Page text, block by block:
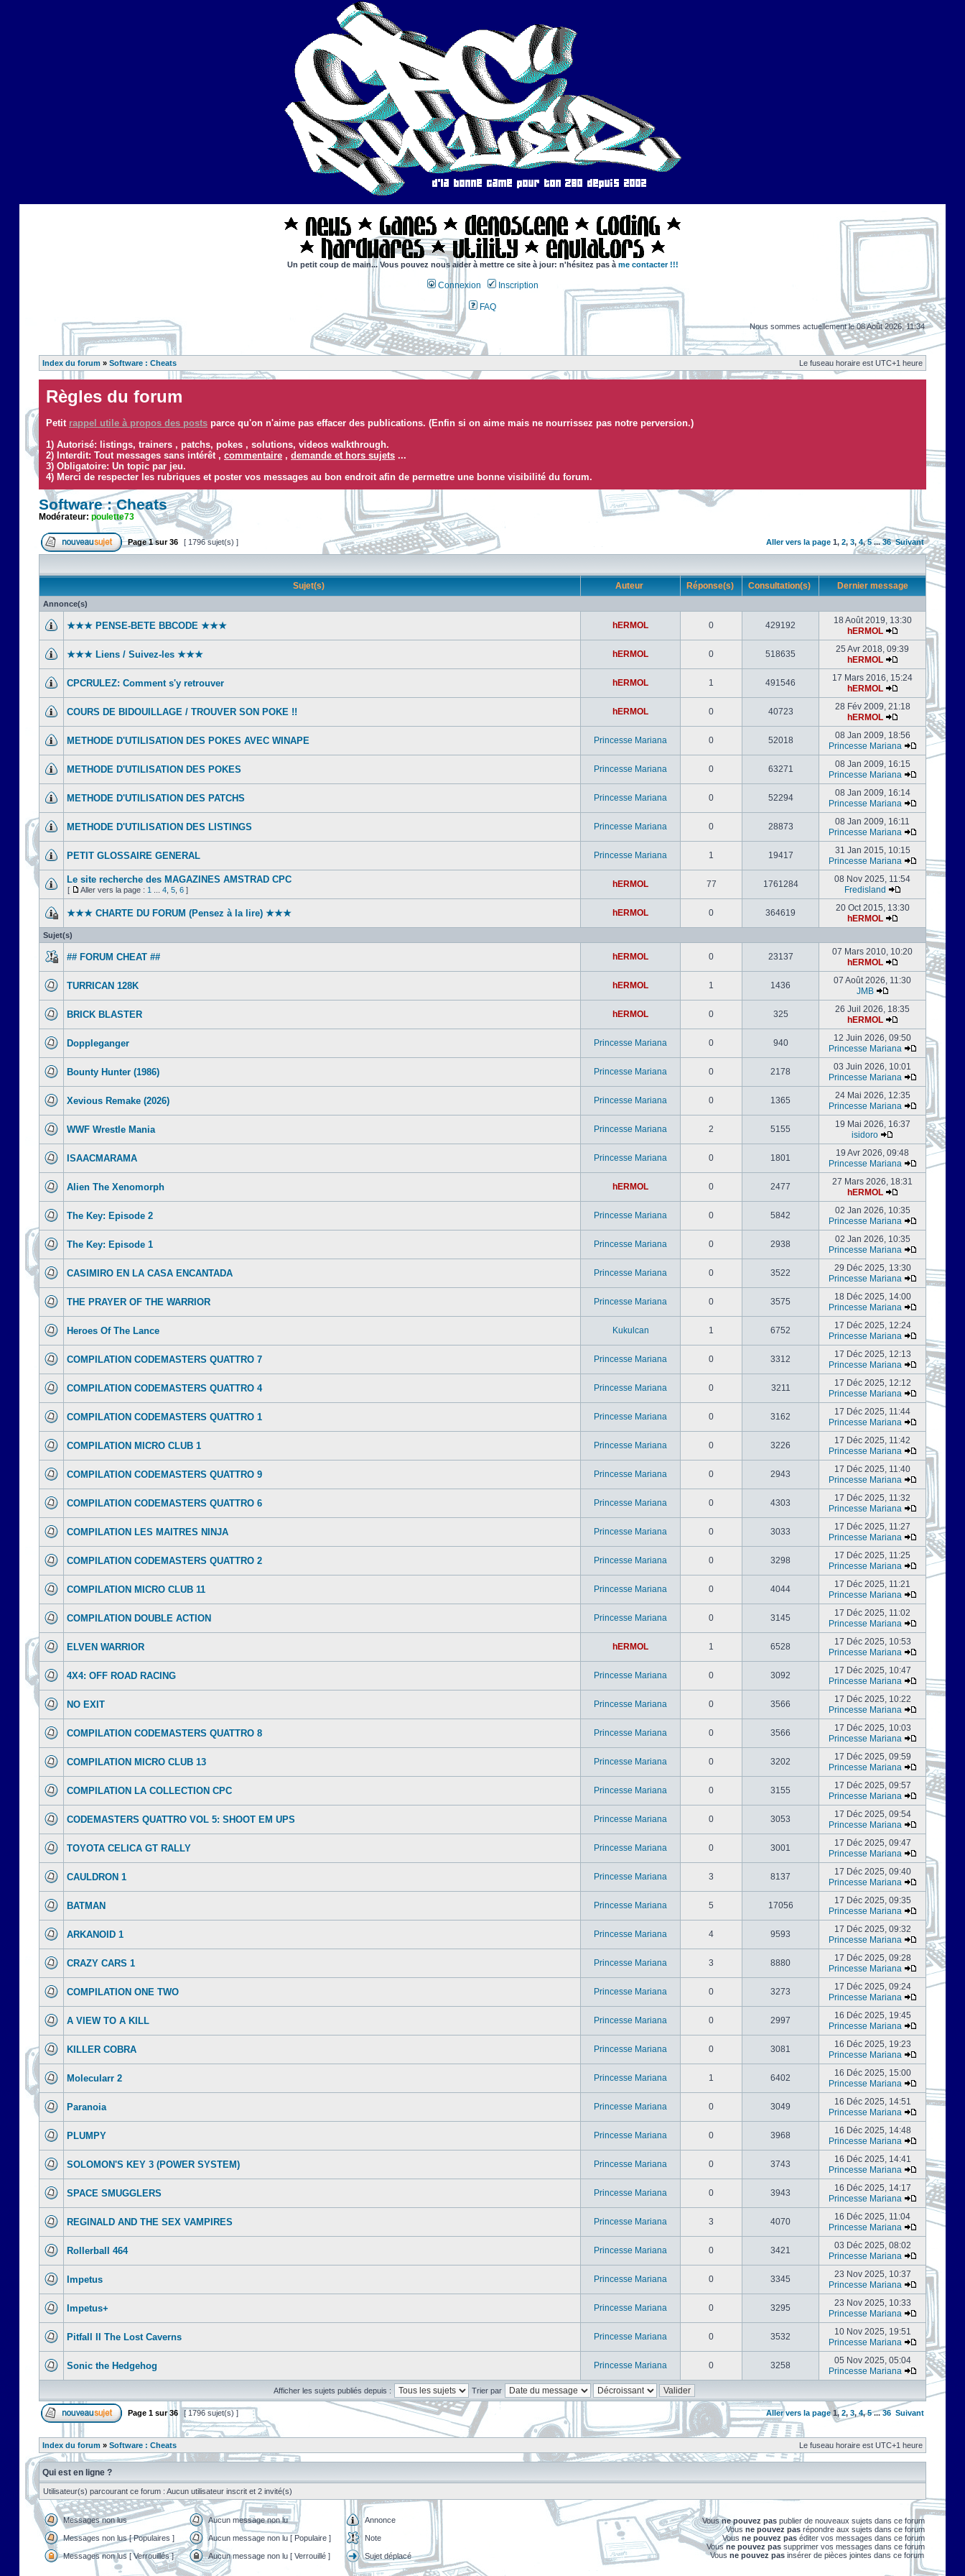
Un petit coup de main... Vous pouvez nous aider à mettre ce site à jour: n'hésitez pas à me contacter !!!
Connexion Inscription
FAQ
Nous sommes actuellement le 08 Août 2026, 11:34
Index du forum » Software : Cheats Le fuseau horaire est UTC+1 heure
Règles du forum
Petit rappel utile à propos des posts parce qu'on n'aime pas effacer des publications. (Enfin si on aime mais ne nourrissez pas notre perversion.)
1) Autorisé: listings, trainers , patchs, pokes , solutions, videos walkthrough.
2) Interdit: Tout messages sans intérêt , commentaire , demande et hors sujets ...
3) Obligatoire: Un topic par jeu.
4) Merci de respecter les rubriques et poster vos messages au bon endroit afin de permettre une bonne visibilité du forum.
Software : Cheats
Modérateur: poulette73
Page1sur36 [ 1796 sujet(s) ] Aller vers la page 1, 2, 3, 4,5...36 Suivant
Sujet(s) Auteur Réponse(s) Consultation(s) Dernier message
Annonce(s)
★★★ PENSE-BETE BBCODE ★★★ hERMOL 0 429192
18 Août 2019, 13:30
hERMOL
★★★ Liens / Suivez-les ★★★ hERMOL 0 518635
25 Avr 2018, 09:39
hERMOL
CPCRULEZ: Comment s'y retrouver‎ hERMOL 1 491546
17 Mars 2016, 15:24
hERMOL
COURS DE BIDOUILLAGE / TROUVER SON POKE !! hERMOL 0 40723
28 Fév 2009, 21:18
hERMOL
METHODE D'UTILISATION DES POKES AVEC WINAPE Princesse Mariana 0 52018
08 Jan 2009, 18:56
Princesse Mariana
METHODE D'UTILISATION DES POKES Princesse Mariana 0 63271
08 Jan 2009, 16:15
Princesse Mariana
METHODE D'UTILISATION DES PATCHS Princesse Mariana 0 52294
08 Jan 2009, 16:14
Princesse Mariana
METHODE D'UTILISATION DES LISTINGS Princesse Mariana 0 28873
08 Jan 2009, 16:11
Princesse Mariana
PETIT GLOSSAIRE GENERAL Princesse Mariana 1 19417
31 Jan 2015, 10:15
Princesse Mariana
Le site recherche des MAGAZINES AMSTRAD CPC
[ Aller vers la page : 1 4 5 6 ]
hERMOL 77 1761284
08 Nov 2025, 11:54
Fredisland
★★★ CHARTE DU FORUM (Pensez à la lire) ★★★ hERMOL 0 364619
20 Oct 2015, 13:30
hERMOL
Sujet(s)
## FORUM CHEAT ## hERMOL 0 23137
07 Mars 2010, 10:20
hERMOL
TURRICAN 128K hERMOL 1 1436
07 Août 2026, 11:30
JMB
BRICK BLASTER hERMOL 0 325
26 Juil 2026, 18:35
hERMOL
Doppleganger Princesse Mariana 0 940
12 Juin 2026, 09:50
Princesse Mariana
Bounty Hunter (1986) Princesse Mariana 0 2178
03 Juin 2026, 10:01
Princesse Mariana
Xevious Remake (2026) Princesse Mariana 0 1365
24 Mai 2026, 12:35
Princesse Mariana
WWF Wrestle Mania Princesse Mariana 2 5155
19 Mai 2026, 16:37
isidoro
ISAACMARAMA Princesse Mariana 0 1801
19 Avr 2026, 09:48
Princesse Mariana
Alien The Xenomorph hERMOL 0 2477
27 Mars 2026, 18:31
hERMOL
The Key: Episode 2 Princesse Mariana 0 5842
02 Jan 2026, 10:35
Princesse Mariana
The Key: Episode 1 Princesse Mariana 0 2938
02 Jan 2026, 10:35
Princesse Mariana
CASIMIRO EN LA CASA ENCANTADA Princesse Mariana 0 3522
29 Déc 2025, 13:30
Princesse Mariana
THE PRAYER OF THE WARRIOR Princesse Mariana 0 3575
18 Déc 2025, 14:00
Princesse Mariana
Heroes Of The Lance Kukulcan 1 6752
17 Déc 2025, 12:24
Princesse Mariana
COMPILATION CODEMASTERS QUATTRO 7 Princesse Mariana 0 3312
17 Déc 2025, 12:13
Princesse Mariana
COMPILATION CODEMASTERS QUATTRO 4 Princesse Mariana 0 3211
17 Déc 2025, 12:12
Princesse Mariana
COMPILATION CODEMASTERS QUATTRO 1 Princesse Mariana 0 3162
17 Déc 2025, 11:44
Princesse Mariana
COMPILATION MICRO CLUB 1 Princesse Mariana 0 3226
17 Déc 2025, 11:42
Princesse Mariana
COMPILATION CODEMASTERS QUATTRO 9 Princesse Mariana 0 2943
17 Déc 2025, 11:40
Princesse Mariana
COMPILATION CODEMASTERS QUATTRO 6 Princesse Mariana 0 4303
17 Déc 2025, 11:32
Princesse Mariana
COMPILATION LES MAITRES NINJA Princesse Mariana 0 3033
17 Déc 2025, 11:27
Princesse Mariana
COMPILATION CODEMASTERS QUATTRO 2 Princesse Mariana 0 3298
17 Déc 2025, 11:25
Princesse Mariana
COMPILATION MICRO CLUB 11 Princesse Mariana 0 4044
17 Déc 2025, 11:21
Princesse Mariana
COMPILATION DOUBLE ACTION Princesse Mariana 0 3145
17 Déc 2025, 11:02
Princesse Mariana
ELVEN WARRIOR hERMOL 1 6528
17 Déc 2025, 10:53
Princesse Mariana
4X4: OFF ROAD RACING Princesse Mariana 0 3092
17 Déc 2025, 10:47
Princesse Mariana
NO EXIT Princesse Mariana 0 3566
17 Déc 2025, 10:22
Princesse Mariana
COMPILATION CODEMASTERS QUATTRO 8 Princesse Mariana 0 3566
17 Déc 2025, 10:03
Princesse Mariana
COMPILATION MICRO CLUB 13 Princesse Mariana 0 3202
17 Déc 2025, 09:59
Princesse Mariana
COMPILATION LA COLLECTION CPC Princesse Mariana 0 3155
17 Déc 2025, 09:57
Princesse Mariana
CODEMASTERS QUATTRO VOL 5: SHOOT EM UPS Princesse Mariana 0 3053
17 Déc 2025, 09:54
Princesse Mariana
TOYOTA CELICA GT RALLY Princesse Mariana 0 3001
17 Déc 2025, 09:47
Princesse Mariana
CAULDRON 1 Princesse Mariana 3 8137
17 Déc 2025, 09:40
Princesse Mariana
BATMAN Princesse Mariana 5 17056
17 Déc 2025, 09:35
Princesse Mariana
ARKANOID 1 Princesse Mariana 4 9593
17 Déc 2025, 09:32
Princesse Mariana
CRAZY CARS 1 Princesse Mariana 3 8880
17 Déc 2025, 09:28
Princesse Mariana
COMPILATION ONE TWO Princesse Mariana 0 3273
17 Déc 2025, 09:24
Princesse Mariana
A VIEW TO A KILL Princesse Mariana 0 2997
16 Déc 2025, 19:45
Princesse Mariana
KILLER COBRA Princesse Mariana 0 3081
16 Déc 2025, 19:23
Princesse Mariana
Molecularr 2 Princesse Mariana 1 6402
16 Déc 2025, 15:00
Princesse Mariana
Paranoia Princesse Mariana 0 3049
16 Déc 2025, 14:51
Princesse Mariana
PLUMPY Princesse Mariana 0 3968
16 Déc 2025, 14:48
Princesse Mariana
SOLOMON'S KEY 3 (POWER SYSTEM) Princesse Mariana 0 3743
16 Déc 2025, 14:41
Princesse Mariana
SPACE SMUGGLERS Princesse Mariana 0 3943
16 Déc 2025, 14:17
Princesse Mariana
REGINALD AND THE SEX VAMPIRES Princesse Mariana 3 4070
16 Déc 2025, 11:04
Princesse Mariana
Rollerball 464 Princesse Mariana 0 3421
03 Déc 2025, 08:02
Princesse Mariana
Impetus Princesse Mariana 0 3345
23 Nov 2025, 10:37
Princesse Mariana
Impetus+ Princesse Mariana 0 3295
23 Nov 2025, 10:33
Princesse Mariana
Pitfall II The Lost Caverns Princesse Mariana 0 3532
10 Nov 2025, 19:51
Princesse Mariana
Sonic the Hedgehog Princesse Mariana 0 3258
05 Nov 2025, 05:04
Princesse Mariana
Afficher les sujets publiés depuis : Trier par
Page 1 sur36 [ 1796 sujet(s) ] Aller vers la page1, 2, 3, 4,5...36 Suivant
Index du forum » Software : Cheats Le fuseau horaire est UTC+1 heure
Qui est en ligne ?
Utilisateur(s) parcourant ce forum : Aucun utilisateur inscrit et 2 invité(s)
Messages non lus Aucun message non lu Annonce
Messages non lus [ Populaires ] Aucun message non lu [ Populaire ] Note
Messages non lus [ Verrouillés ] Aucun message non lu [ Verrouillé ] Sujet déplacé
Vousne pouvez pas publier de nouveaux sujets dans ce forum
Vous ne pouvez pas répondre aux sujets dans ce forum
Vous ne pouvez pas éditer vos messages dans ce forum
Vousne pouvez pas supprimer vos messages dans ce forum
Vous ne pouvez pas insérer de pièces jointes dans ce forum